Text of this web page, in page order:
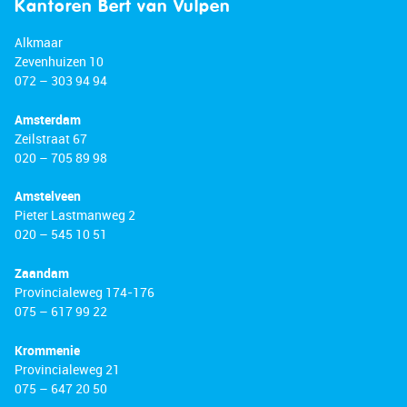
schools, childcare facilities, sports clubs, and the
Zaans Medical Center. Accessibility is excellent,
with both a bus stop and Zaandam railway
station within walking distance. From there, you
Airport, and Alkmaar quickly and conveniently.
Major highways including the A7, A8, and A10 are
also just a short drive away.
Good to Know
maintained terraced house
• Sunny rear garden with excellent privacy
• Large sliding doors installed in 2023
• Modern kitchen installed in 2020
• Toilet with shower toilet renewed in 2019
• Equipped with 10 solar panels
Kantoren Bert van Vulpen
Alkmaar
Zevenhuizen 10
072 – 303 94 94
Amsterdam
Zeilstraat 67
020 – 705 89 98
Amstelveen
Pieter Lastmanweg 2
020 – 545 10 51
Zaandam
Provincialeweg 174-176
075 – 617 99 22
Krommenie
Provincialeweg 21
075 – 647 20 50